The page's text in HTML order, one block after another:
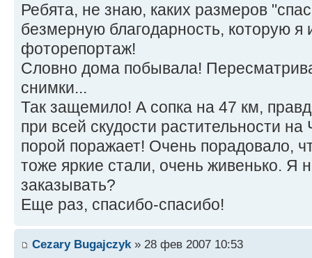
Ребята, не знаю, каких размеров
безмерную благодарность, которую
фоторепортаж!
Словно дома побывала!
снимки...
Так защемило! А сопка на 47 км,
при всей скудости растительности на
порой поражает! Очень порадовало,
тоже яркие стали, очень живенько. Я
заказывать?
Еще раз, спасибо-спасибо!
Cezary Bugajczyk » 28 фев 2007 10:53